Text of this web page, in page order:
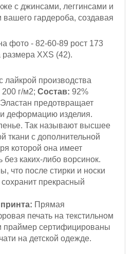
с джинсами, леггинсами и
гардероба, создавая
фото - 82-60-89 рост 173
XXS (42).
лайкрой производства
200 г/м2; Состав: 92%
предотвращает
деформацию изделия.
Так называют высшее
ткани с дополнительной
которой она имеет
без каких-либо ворсинок.
что после стирки и носки
прекрасный
Прямая
печать на текстильном
праймер сертифицированы
на детской одежде.